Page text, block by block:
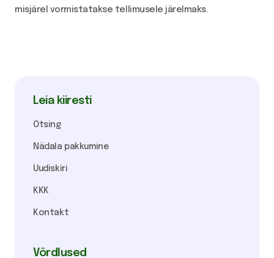
misjärel vormistatakse tellimusele järelmaks.
Leia kiiresti
Otsing
Nädala pakkumine
Uudiskiri
KKK
Kontakt
Võrdlused